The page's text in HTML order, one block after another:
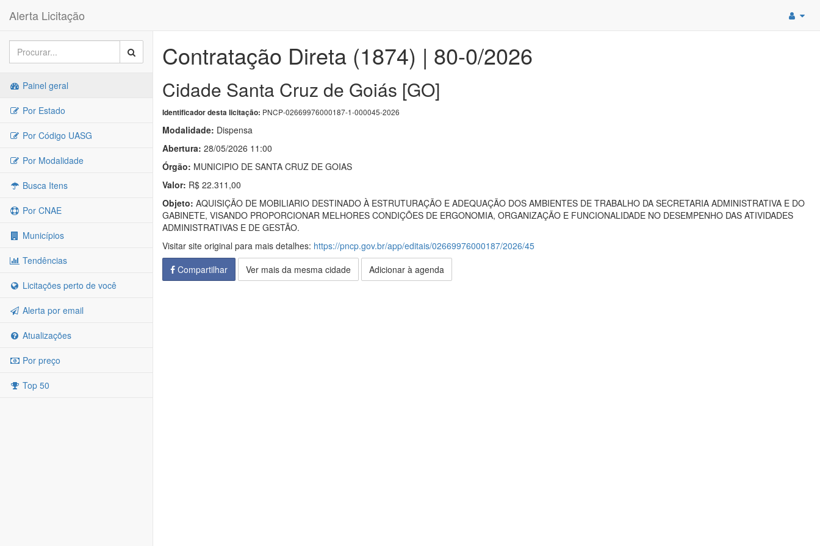
Alerta Licitação
Painel geral
Por Estado
Por Código UASG
Por Modalidade
Busca Itens
Por CNAE
Municípios
Tendências
Licitações perto de você
Alerta por email
Atualizações
Por preço
Top 50
Contratação Direta (1874) | 80-0/2026
Cidade Santa Cruz de Goiás [GO]
Identificador desta licitação: PNCP-02669976000187-1-000045-2026
Modalidade: Dispensa
Abertura: 28/05/2026 11:00
Órgão: MUNICIPIO DE SANTA CRUZ DE GOIAS
Valor: R$ 22.311,00
Objeto: AQUISIÇÃO DE MOBILIARIO DESTINADO À ESTRUTURAÇÃO E ADEQUAÇÃO DOS AMBIENTES DE TRABALHO DA SECRETARIA ADMINISTRATIVA E DO
GABINETE, VISANDO PROPORCIONAR MELHORES CONDIÇÕES DE ERGONOMIA, ORGANIZAÇÃO E FUNCIONALIDADE NO DESEMPENHO DAS ATIVIDADES
ADMINISTRATIVAS E DE GESTÃO.
Visitar site original para mais detalhes: https://pncp.gov.br/app/editais/02669976000187/2026/45
Compartilhar
Ver mais da mesma cidade Adicionar à agenda